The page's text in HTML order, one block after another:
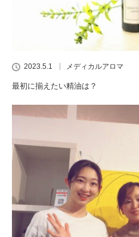
2023.5.1 メディカルアロマ
最初に揃えたい精油は？